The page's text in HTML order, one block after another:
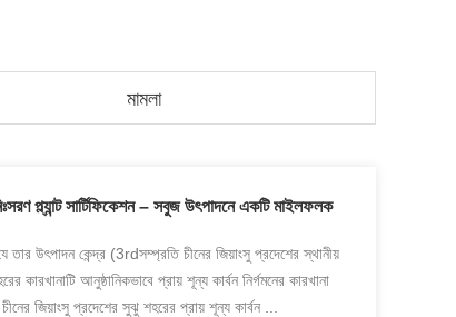
মামলা
প্ল্যান্ট সার্টিফিকেশন – সবুজ উৎপাদনে একটি মাইলফলক
উৎপাদন কেন্দ্র (3rdসম্প্রতি চীনের জিয়াংসু প্রদেশের স্থানীয়
কারখানাটি আনুষ্ঠানিকভাবে প্রায় শূন্য কার্বন নির্গমনের কারখানা
জিয়াংসু প্রদেশের সুঝু শহরের প্রায় শূন্য কার্বন ...